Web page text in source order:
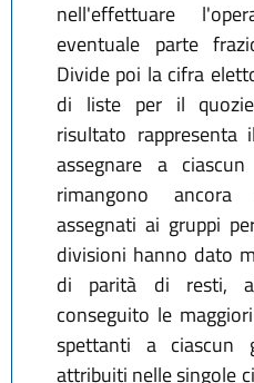
nell'effettuare
eventuale parte
Divide poi la cifra
di liste per il
risultato
assegnare a
rimangono
assegnati ai gruppi
divisioni hanno dato
di parità di resti,
conseguito le
spettanti a ciascun
attribuiti nelle singole